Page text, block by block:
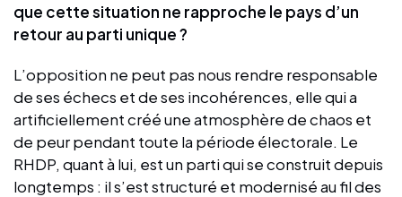
que cette situation ne rapproche le pays d’un
retour au parti unique ?
L’opposition ne peut pas nous rendre responsable
de ses échecs et de ses incohérences, elle qui a
artificiellement créé une atmosphère de chaos et
de peur pendant toute la période électorale. Le
RHDP, quant à lui, est un parti qui se construit depuis
longtemps : il s’est structuré et modernisé au fil des